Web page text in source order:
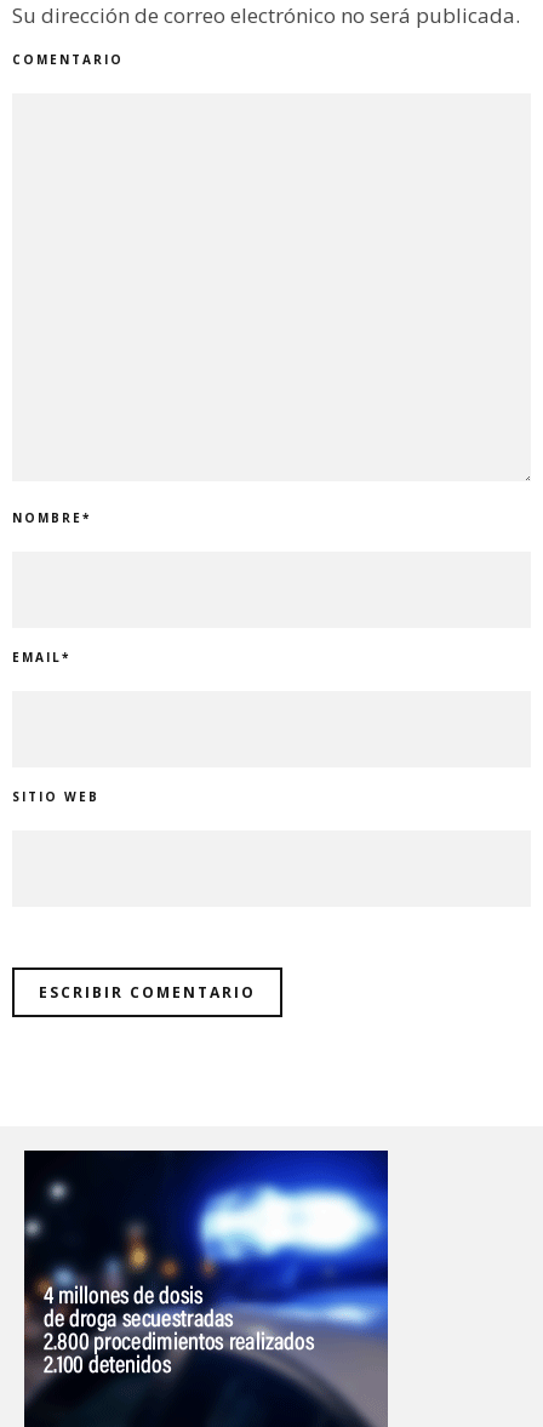
Su dirección de correo electrónico no será publicada.
COMENTARIO
NOMBRE*
EMAIL*
SITIO WEB